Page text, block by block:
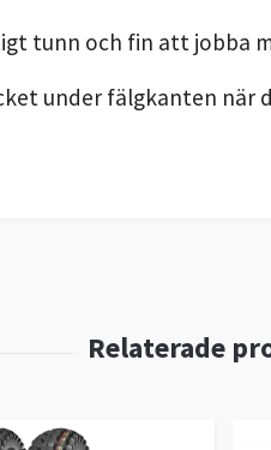
tunn och fin att jobba
under fälgkanten när